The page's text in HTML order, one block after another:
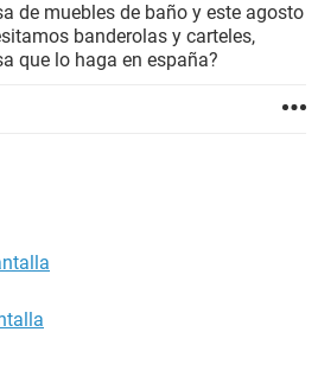
de muebles de baño y este agosto
banderolas y carteles,
que lo haga en españa?